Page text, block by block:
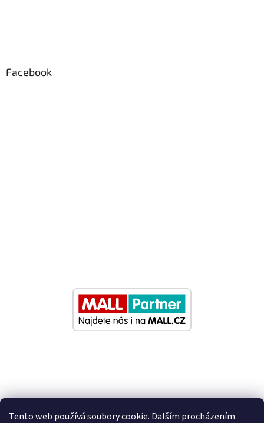
Tento web používá soubory cookie. Dalším procházením
Facebook